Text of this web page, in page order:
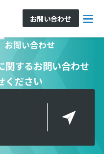
お問い合わせ
お問い合わせ
関するお問い合わせ
ください